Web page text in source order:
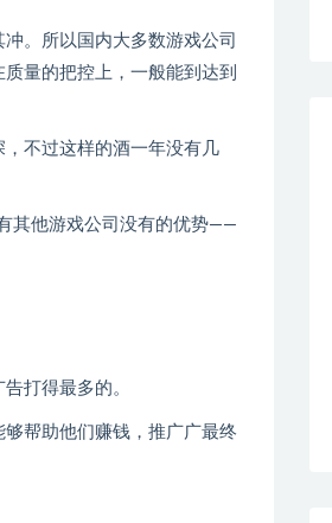
。所以国内大多数游戏公司
量的把控上，一般能到达到
不过这样的酒一年没有几
其他游戏公司没有的优势——
打得最多的。
帮助他们赚钱，推广广最终